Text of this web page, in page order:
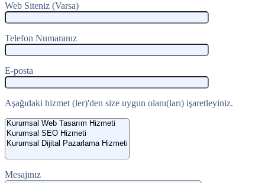
Web Siteniz (Varsa)
Telefon Numaranız
E-posta
Aşağıdaki hizmet (ler)'den size uygun olanı(ları) işaretleyiniz.
Mesajınız